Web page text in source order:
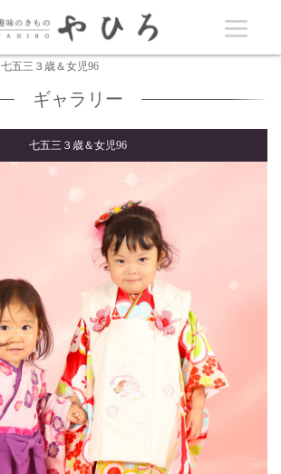
七五三３歳＆女児96
ギャラリー
七五三３歳＆女児96